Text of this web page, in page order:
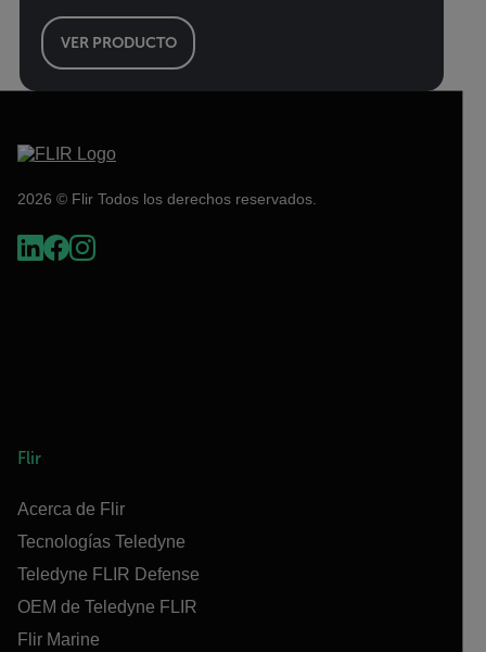
VER PRODUCTO
2026 © Flir Todos los derechos reservados.
Flir
Acerca de Flir
Tecnologías Teledyne
Teledyne FLIR Defense
OEM de Teledyne FLIR
Flir Marine